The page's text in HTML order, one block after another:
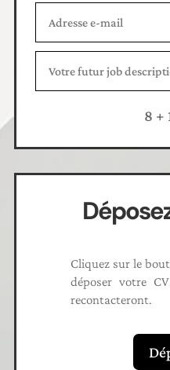
8 +
Cliquez sur le
déposer votre
recontacteront.